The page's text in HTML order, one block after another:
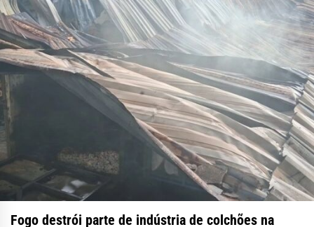
Fogo destrói parte de indústria de colchões na